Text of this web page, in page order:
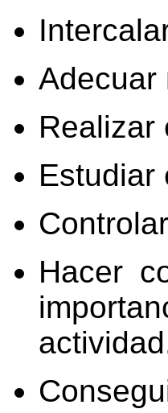
Adecuar
Realizar
Estudiar
Hacer